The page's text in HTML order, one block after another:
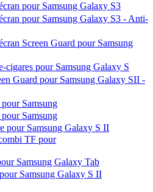
pour Samsung Galaxy S3
pour Samsung Galaxy S3 - Anti-
Screen Guard pour Samsung
pour Samsung Galaxy S
Guard pour Samsung Galaxy SII -
Samsung
Samsung
pour Samsung Galaxy S II
TF pour
Samsung Galaxy Tab
Samsung Galaxy S II